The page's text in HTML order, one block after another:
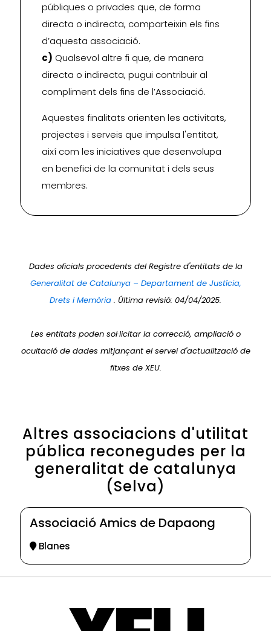
públiques o privades que, de forma
directa o indirecta, comparteixin els fins
d’aquesta associació.
c) Qualsevol altre fi que, de manera
directa o indirecta, pugui contribuir al
compliment dels fins de l’Associació.
Aquestes finalitats orienten les activitats,
projectes i serveis que impulsa l'entitat,
així com les iniciatives que desenvolupa
en benefici de la comunitat i dels seus
membres.
Dades oficials procedents del Registre d'entitats de la
Generalitat de Catalunya – Departament de Justícia,
Drets i Memòria . Última revisió: 04/04/2025.
Les entitats poden sol·licitar la correcció, ampliació o
ocultació de dades mitjançant el servei d'actualització de
fitxes de XEU.
Altres associacions d'utilitat
pública reconegudes per la
generalitat de catalunya
(Selva)
Associació Amics de Dapaong
Blanes